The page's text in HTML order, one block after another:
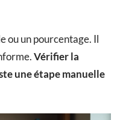
ou un pourcentage. Il
Vérifier la
une étape manuelle